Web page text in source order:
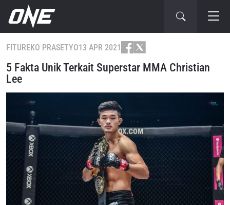
FITUREKO PRASETYO13 APR 2021
5 Fakta Unik Terkait Superstar MMA Christian
Lee